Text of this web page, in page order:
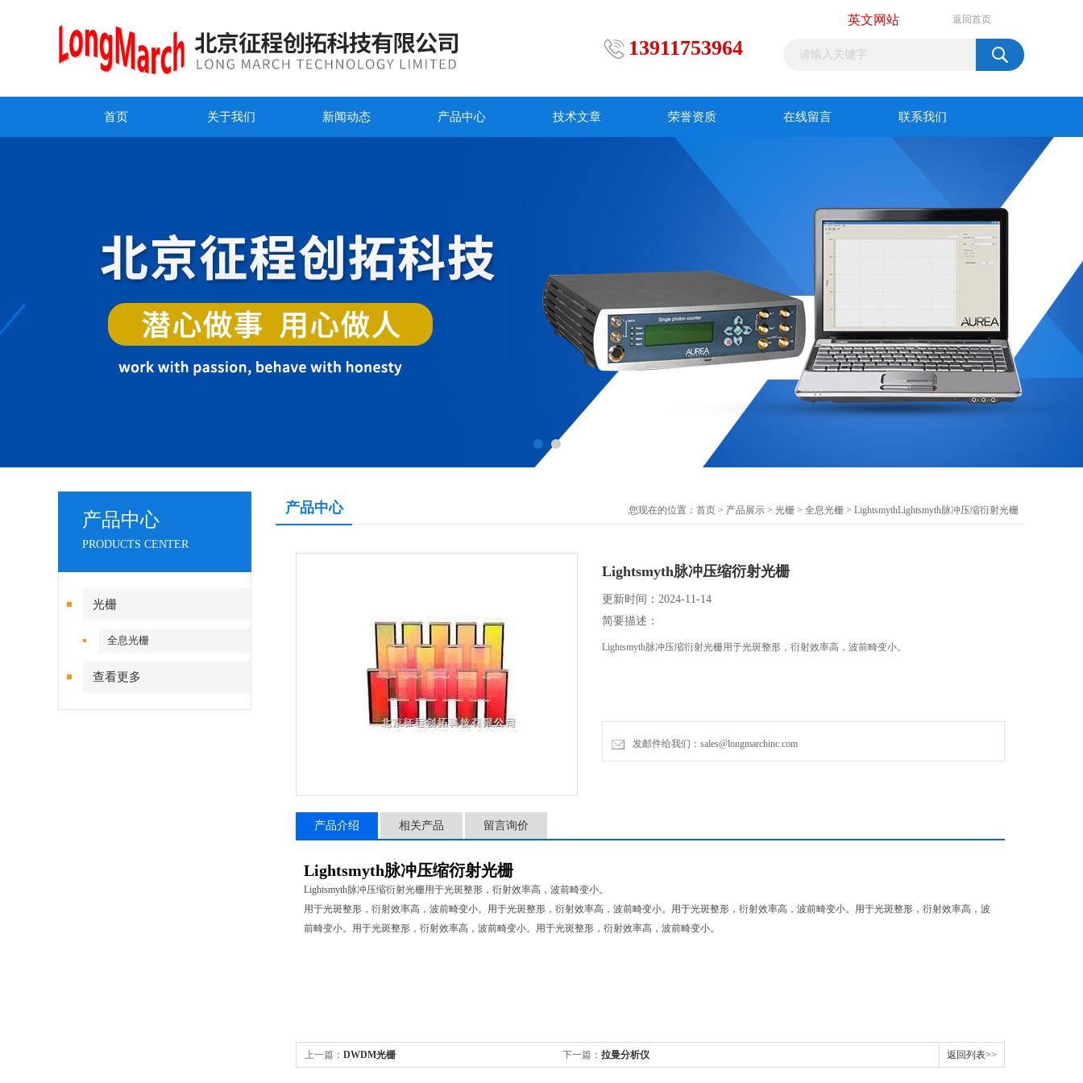
英文网站 返回首页
13911753964
首页 关于我们 新闻动态 产品中心 技术文章 荣誉资质 在线留言 联系我们
产品中心
PRODUCTS CENTER
光栅
全息光栅
查看更多
产品中心 您现在的位置： 首页 > 产品展示 > 光栅 > 全息光栅 > LightsmythLightsmyth脉冲压缩衍射光栅
Lightsmyth脉冲压缩衍射光栅
更新时间：2024-11-14
简要描述：
Lightsmyth脉冲压缩衍射光栅用于光斑整形，衍射效率高，波前畸变小。
发邮件给我们：sales@longmarchinc.com
产品介绍 相关产品 留言询价
Lightsmyth脉冲压缩衍射光栅
Lightsmyth脉冲压缩衍射光栅用于光斑整形，衍射效率高，波前畸变小。
用于光斑整形，衍射效率高，波前畸变小。用于光斑整形，衍射效率高，波前畸变小。用于光斑整形，衍射效率高，波前畸变小。用于光斑整形，衍射效率高，波
前畸变小。用于光斑整形，衍射效率高，波前畸变小。用于光斑整形，衍射效率高，波前畸变小。
上一篇： DWDM光栅 下一篇： 拉曼分析仪 返回列表>>